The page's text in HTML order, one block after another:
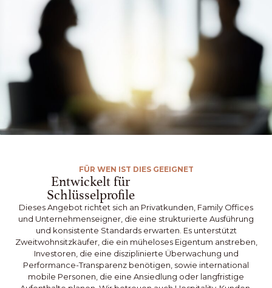
FÜR WEN IST DIES GEEIGNET
Entwickelt für
Schlüsselprofile
Dieses Angebot richtet sich an Privatkunden, Family Offices
und Unternehmenseigner, die eine strukturierte Ausführung
und konsistente Standards erwarten. Es unterstützt
Zweitwohnsitzkäufer, die ein müheloses Eigentum anstreben,
Investoren, die eine disziplinierte Überwachung und
Performance-Transparenz benötigen, sowie international
mobile Personen, die eine Ansiedlung oder langfristige